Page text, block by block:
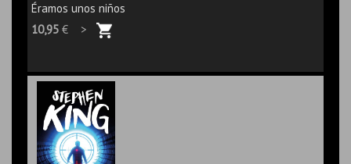
Éramos unos niños
10,95 € >